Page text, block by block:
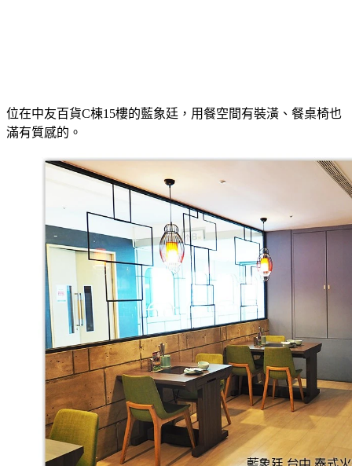
位在中友百貨C棟15樓的藍象廷，用餐空間有裝潢、餐桌椅也
滿有質感的。